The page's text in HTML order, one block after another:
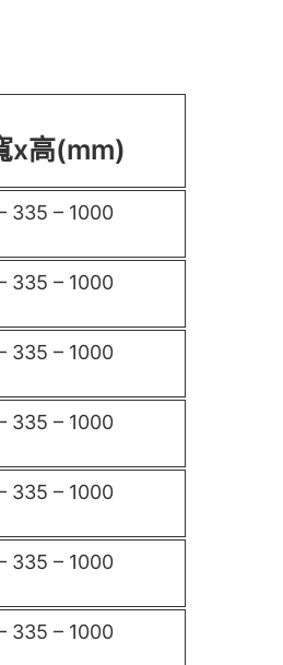
x高(mm)
335 – 1000
335 – 1000
335 – 1000
335 – 1000
335 – 1000
335 – 1000
335 – 1000